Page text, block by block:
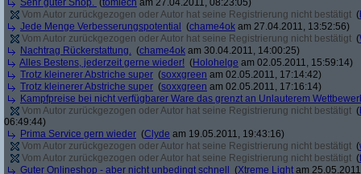
Sehr guter Shop. (tomlech am 27.04.2011, 08:23:05)
Vom Autor zurückgezogen oder Autor hat seine Registrierung nicht bestätigt (
Jede Menge Verbesserungspotential
(chame4ok am 27.04.2011, 13:52:56)
Vom Autor zurückgezogen oder Autor hat seine Registrierung nicht bestätigt (
Nachtrag Rückerstattung. (chame4ok am 30.04.2011, 14:00:25)
Alles Bestens, jederzeit gerne wieder! (Holohelge am 02.05.2011, 15:59:14)
Trotz kleinerer Abstriche super (soxxgreen am 02.05.2011, 17:14:42)
Trotz kleinerer Abstriche super (soxxgreen am 02.05.2011, 17:16:14)
Kampfpreise bei nicht verfügbarer Ware das grenzt an Unlauterem
Vom Autor zurückgezogen oder Autor hat seine Registrierung nicht bestätigt (
06:49:44)
Prima Service gern wieder (Clyde am 19.05.2011, 19:43:16)
Vom Autor zurückgezogen oder Autor hat seine Registrierung nicht bestätigt (
Vom Autor zurückgezogen oder Autor hat seine Registrierung nicht bestätigt (
Guter Onlineshop - aber nicht unbedingt schnell
(Xtreme Light am